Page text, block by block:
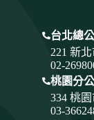
台北總
221 新
02-
桃園分
334 桃園
03-